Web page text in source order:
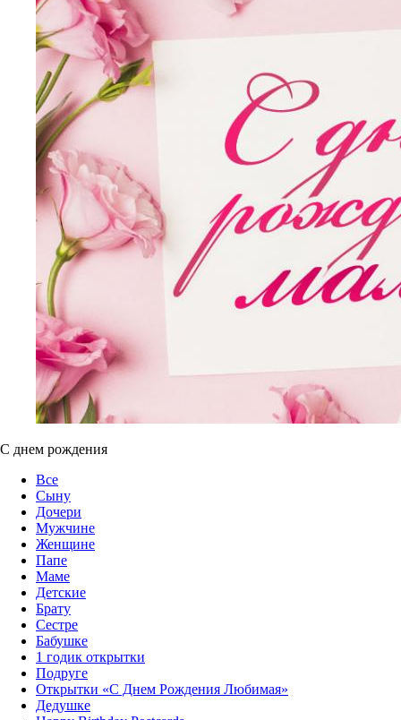
С днем рождения
Все
Сыну
Дочери
Мужчине
Женщине
Папе
Маме
Детские
Брату
Сестре
Бабушке
1 годик открытки
Подруге
Открытки «С Днем Рождения Любимая»‎
Дедушке